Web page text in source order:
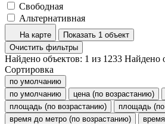
Свободная
Альтернативная
На карте
Показать 1 объект
Очистить фильтры
Найдено объектов: 1 из 1233 Найдено
Сортировка
по умолчанию
по умолчанию
цена (по возрастанию)
площадь (по возрастанию)
площадь
время до метро (по возрастанию)